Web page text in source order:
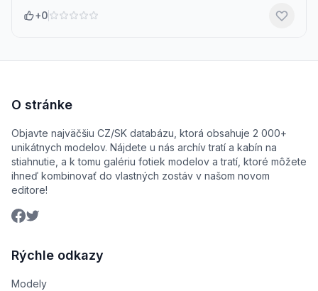
+0
O stránke
Objavte najväčšiu CZ/SK databázu, ktorá obsahuje 2 000+
unikátnych modelov. Nájdete u nás archív tratí a kabín na
stiahnutie, a k tomu galériu fotiek modelov a tratí, ktoré môžete
ihneď kombinovať do vlastných zostáv v našom novom
editore!
Rýchle odkazy
Modely